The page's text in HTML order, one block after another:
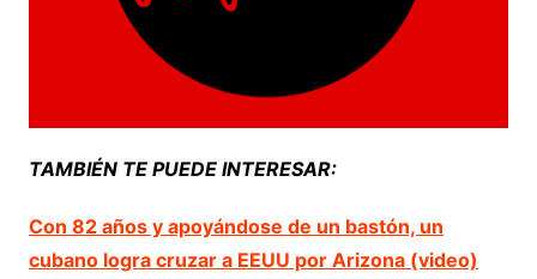
TAMBIÉN TE PUEDE INTERESAR:
Con 82 años y apoyándose de un bastón, un
cubano logra cruzar a EEUU por Arizona (video)